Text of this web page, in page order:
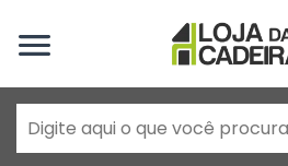
Inicie uma conversa